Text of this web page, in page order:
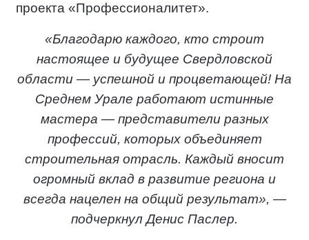
проекта «Профессионалитет».
«Благодарю каждого, кто строит
настоящее и будущее Свердловской
области — успешной и процветающей! На
Среднем Урале работают истинные
мастера — представители разных
профессий, которых объединяет
строительная отрасль. Каждый вносит
огромный вклад в развитие региона и
всегда нацелен на общий результат», —
подчеркнул Денис Паслер.